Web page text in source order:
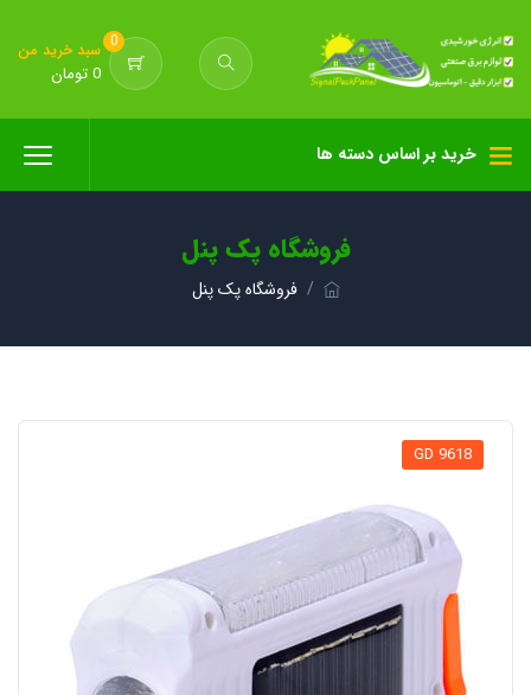
0 سبد خرید من
0 تومان
خرید بر اساس دسته ها
فروشگاه پک پنل
فروشگاه پک پنل
GD 9618